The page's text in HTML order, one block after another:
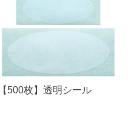
【500枚】透明シール